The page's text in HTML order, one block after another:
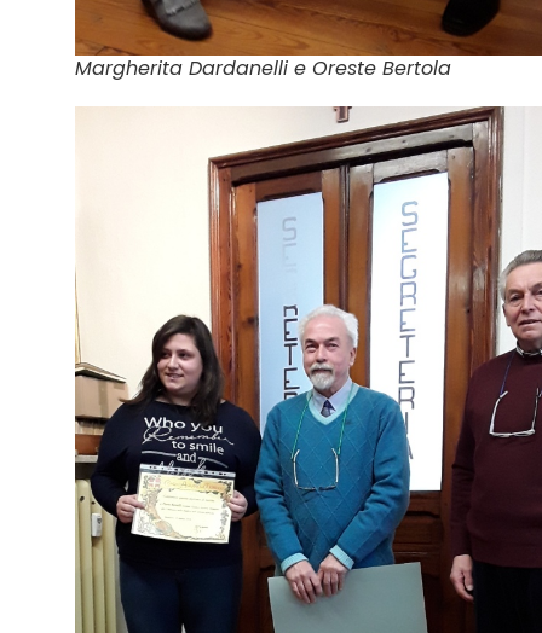
Margherita Dardanelli e Oreste Bertola